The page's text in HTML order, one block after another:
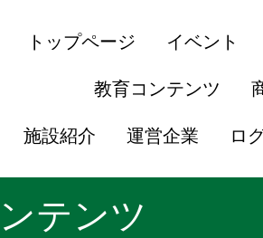
トップページ イベント
教育コンテンツ
施設紹介 運営企業 ロ
テンツ